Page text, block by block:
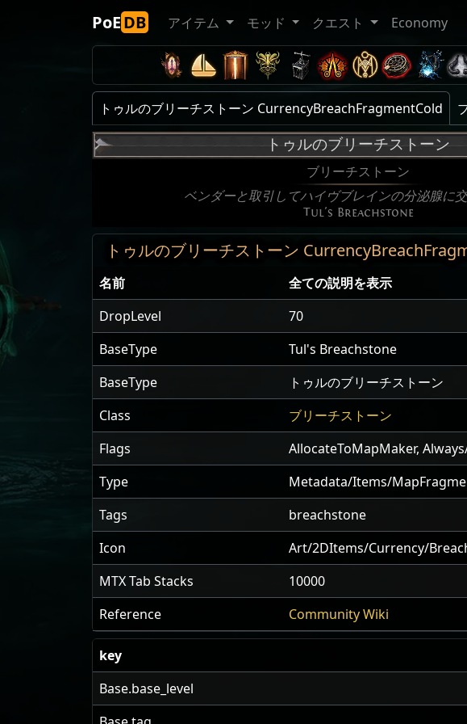
PoEDB アイテム モッド クエスト Economy
トゥルのブリーチストーン CurrencyBreachFragmentCold
トゥルのブリーチストーン
ブリーチストーン
ベンダーと取引してハイヴブレインの分泌腺に交
Tul's Breachstone
トゥルのブリーチストーン
名前
全ての説明を表示
DropLevel
70
BaseType
Tul's Breachstone
BaseType
トゥルのブリーチストーン
Class
ブリーチストーン
Flags
AllocateToMapMaker,
Type
Metadata/Items/
Tags
breachstone
Icon
Art/2DItems/Currency/
MTX Tab Stacks
10000
Reference
Community Wiki
key
Base.base_level